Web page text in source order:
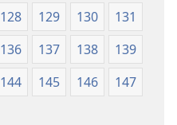
128 129 130
131
136 137 138
139
144 145 146
147